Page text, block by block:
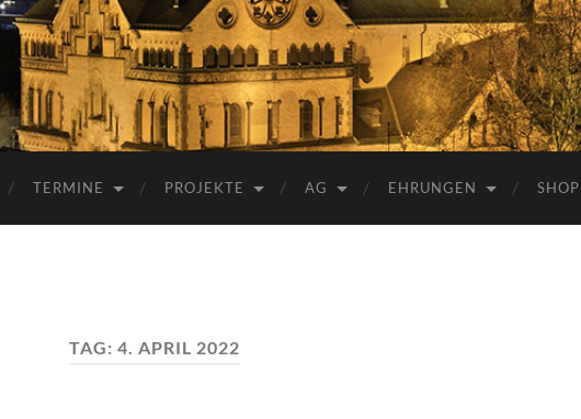
TERMINE PROJEKTE AG EHRUNGEN SHOP
TAG: 4. APRIL 2022